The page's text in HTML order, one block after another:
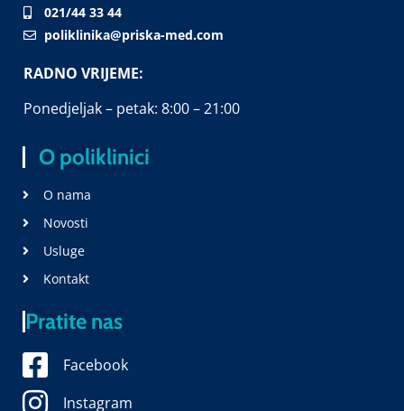
021/44 33 44
poliklinika@priska-med.com
RADNO VRIJEME:
Ponedjeljak – petak: 8:00 – 21:00
O poliklinici
O nama
Novosti
Usluge
Kontakt
Pratite nas
Facebook
Instagram